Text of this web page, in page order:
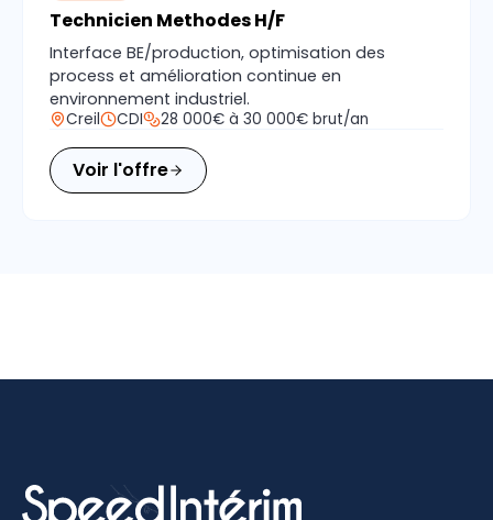
Technicien Methodes H/F
Interface BE/production, optimisation des
process et amélioration continue en
environnement industriel.
Creil CDI 28 000€ à 30 000€ brut/an
Voir l'offre